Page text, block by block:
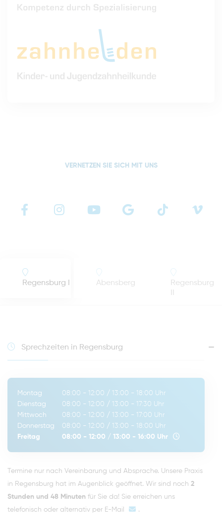
VERNETZEN SIE SICH MIT UNS
Regensburg I Abensberg
Regensburg
Sprechzeiten in Regensburg
Montag 08:00 - 12:00 / 13:00 - 18:00 Uhr
Dienstag
08:00 - 12:00 / 13:00 - 17:30 Uhr
Mittwoch
08:00 - 12:00 / 13:00 - 17:00 Uhr
Donnerstag
08:00 - 12:00 / 13:00 - 18:00 Uhr
Freitag
08:00 - 12:00 / 13:00 - 16:00 Uhr
Termine nur nach Vereinbarung und Absprache. Unsere Praxis
in Regensburg hat im Augenblick geöffnet. Wir sind noch 2
Stunden und 48 Minuten für Sie da! Sie erreichen uns
telefonisch oder alternativ per E-Mail .